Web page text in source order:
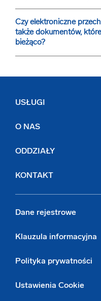
Czy elektroniczne
także dokumentów,
bieżąco?
USŁUGI
O NAS
ODDZIAŁY
KONTAKT
Dane rejestrowe
Klauzula informacyjna
Polityka prywatności
Ustawienia Cookie